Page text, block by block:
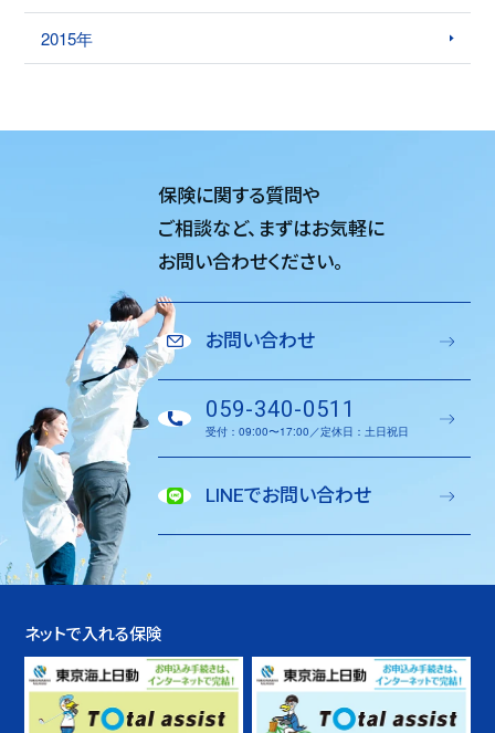
2015年
保険に関する質問や
ご相談など、 まずはお気軽に
お問い合わせください。
お問い合わせ
059-340-0511
受付：09:00〜17:00／定休日：土日祝日
LINEでお問い合わせ
ネットで入れる保険